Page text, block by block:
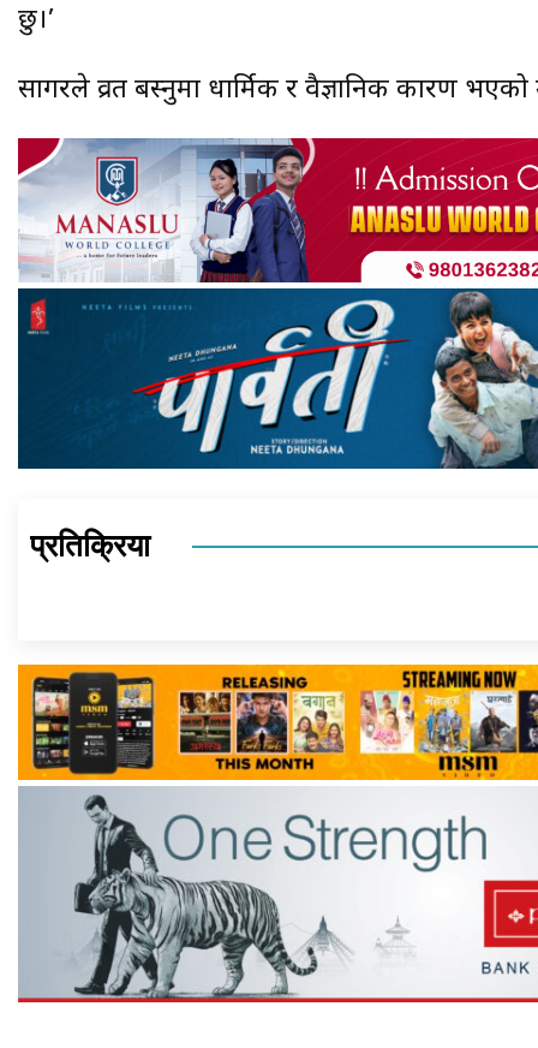
छु।’
सागरले व्रत बस्नुमा धार्मिक र वैज्ञानिक कारण
प्रतिक्रिया